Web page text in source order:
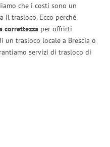
che i costi sono un
il trasloco. Ecco perché
correttezza per offrirti
un trasloco locale a Brescia o
servizi di trasloco di